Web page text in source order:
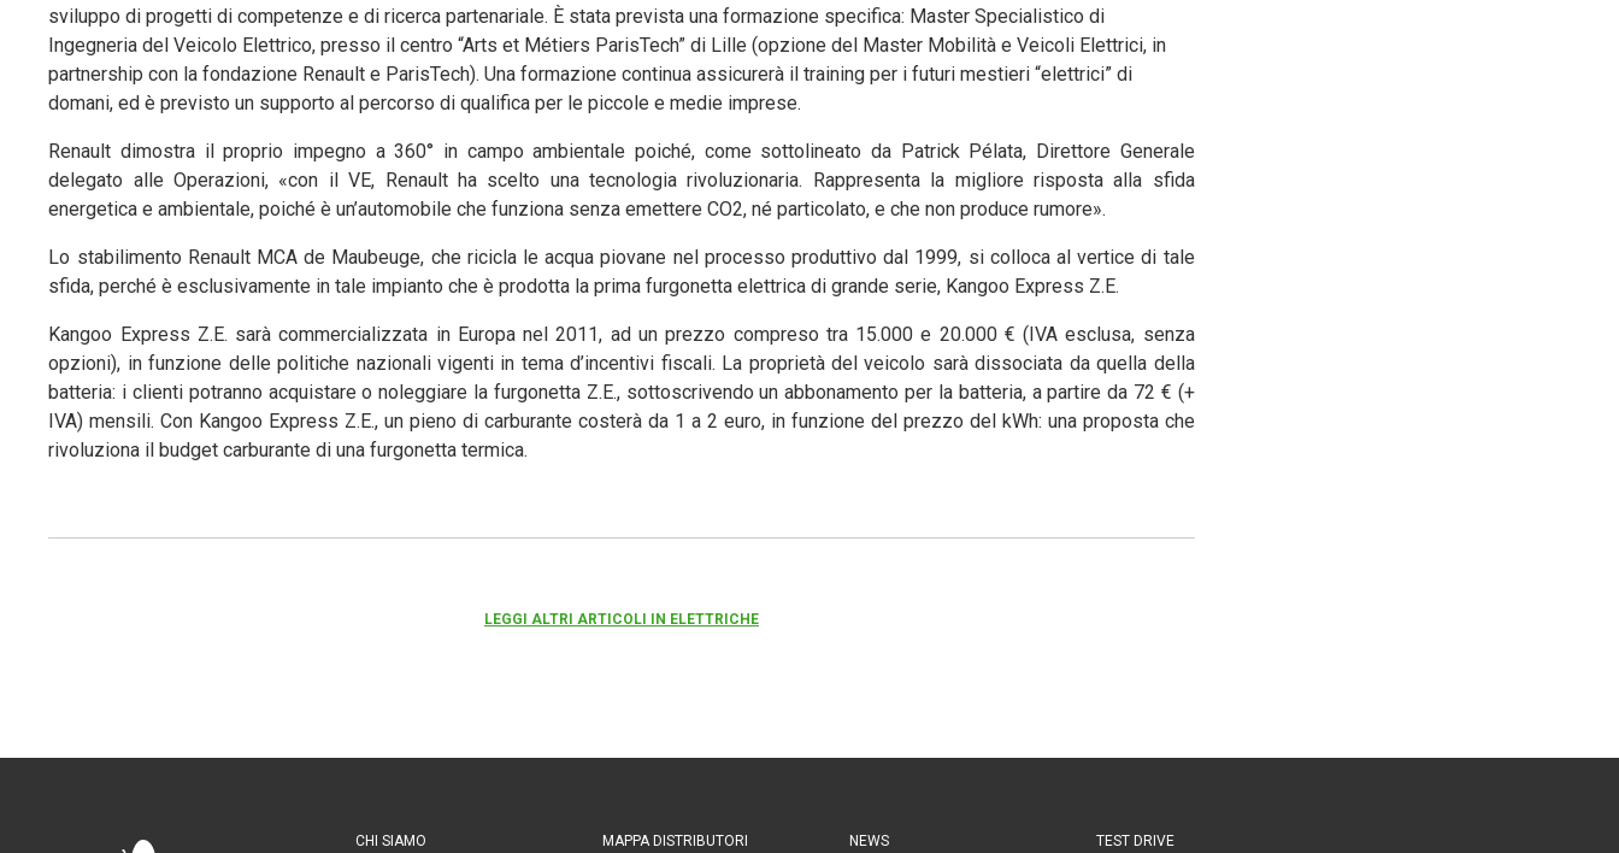
sviluppo di progetti di competenze e di ricerca partenariale. È stata prevista una formazione specifica: Master Specialistico di
Ingegneria del Veicolo Elettrico, presso il centro “Arts et Métiers ParisTech” di Lille (opzione del Master Mobilità e Veicoli Elettrici, in
partnership con la fondazione Renault e ParisTech). Una formazione continua assicurerà il training per i futuri mestieri “elettrici” di
domani, ed è previsto un supporto al percorso di qualifica per le piccole e medie imprese.
Renault dimostra il proprio impegno a 360° in campo ambientale poiché, come sottolineato da Patrick Pélata, Direttore Generale
delegato alle Operazioni, «con il VE, Renault ha scelto una tecnologia rivoluzionaria. Rappresenta la migliore risposta alla sfida
energetica e ambientale, poiché è un’automobile che funziona senza emettere CO2, né particolato, e che non produce rumore».
Lo stabilimento Renault MCA de Maubeuge, che ricicla le acqua piovane nel processo produttivo dal 1999, si colloca al vertice di tale
sfida, perché è esclusivamente in tale impianto che è prodotta la prima furgonetta elettrica di grande serie, Kangoo Express Z.E.
Kangoo Express Z.E. sarà commercializzata in Europa nel 2011, ad un prezzo compreso tra 15.000 e 20.000 € (IVA esclusa, senza
opzioni), in funzione delle politiche nazionali vigenti in tema d’incentivi fiscali. La proprietà del veicolo sarà dissociata da quella della
batteria: i clienti potranno acquistare o noleggiare la furgonetta Z.E., sottoscrivendo un abbonamento per la batteria, a partire da 72 € (+
IVA) mensili. Con Kangoo Express Z.E., un pieno di carburante costerà da 1 a 2 euro, in funzione del prezzo del kWh: una proposta che
rivoluziona il budget carburante di una furgonetta termica.
LEGGI ALTRI ARTICOLI IN ELETTRICHE
CHI SIAMO MAPPA DISTRIBUTORI NEWS TEST DRIVE